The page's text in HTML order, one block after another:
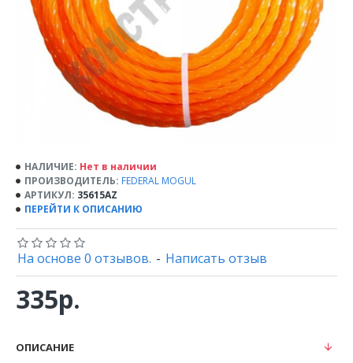
НАЛИЧИЕ: Нет в наличии
ПРОИЗВОДИТЕЛЬ: FEDERAL MOGUL
АРТИКУЛ: 35615AZ
ПЕРЕЙТИ К ОПИСАНИЮ
На основе 0 отзывов. - Написать отзыв
335р.
ОПИСАНИЕ